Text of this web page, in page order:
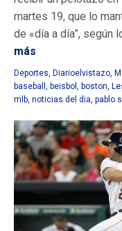
martes 19, que lo
de «día a día”, según
más
Deportes, Diarioelvistazo,
baseball , beisbol , boston,
mlb, noticias del dia, pablo